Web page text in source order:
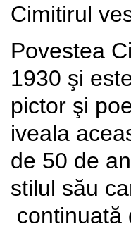
Cimitirul
Povestea
1930 şi
pictor şi
iveala
de 50 de
stilul său